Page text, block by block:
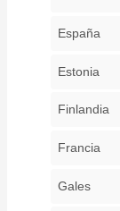
España
Estonia
Finlandia
Francia
Gales